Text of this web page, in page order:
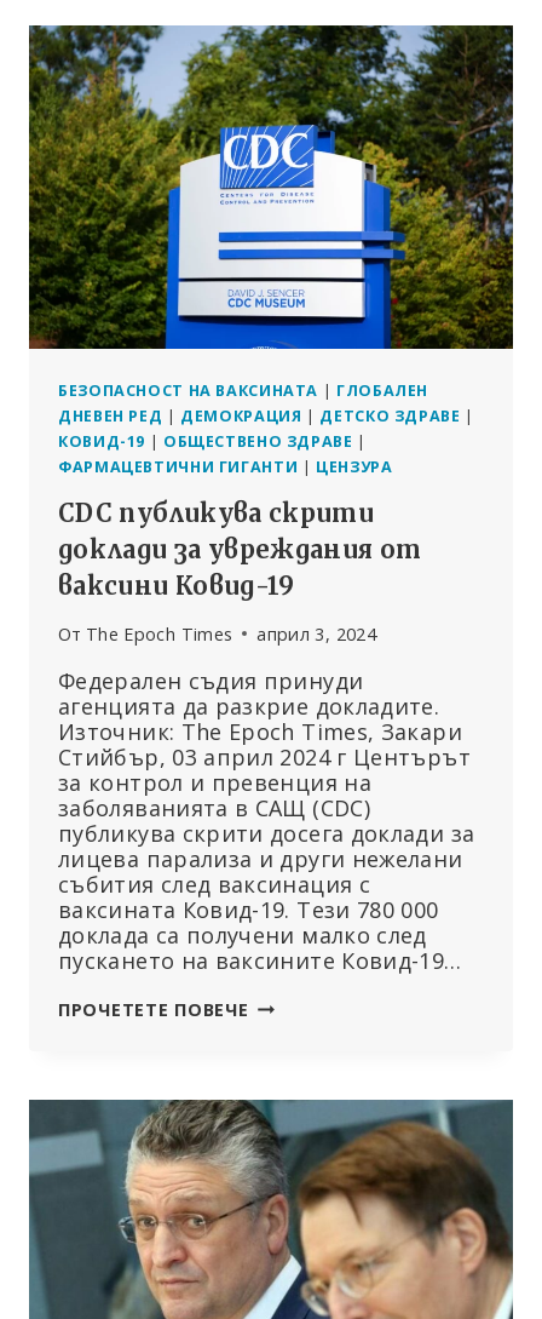
„ПРОТОКОЛИТЕ
НА
RKI
ТРЯБВА
ДА
ДОВЕДАТ
ДО
ОТ
СЗО!“
БЕЗОПАСНОСТ НА ВАКСИНАТА | ГЛОБАЛЕН
ДНЕВЕН РЕД | ДЕМОКРАЦИЯ | ДЕТСКО ЗДРАВЕ |
КОВИД-19 | ОБЩЕСТВЕНО ЗДРАВЕ |
ФАРМАЦЕВТИЧНИ ГИГАНТИ | ЦЕНЗУРА
CDC публикува скрити
доклади за увреждания от
ваксини Ковид-19
От The Epoch Times април 3, 2024
Федерален съдия принуди
агенцията да разкрие докладите.
Източник: The Epoch Times, Закари
Стийбър, 03 април 2024 г Центърът
за контрол и превенция на
заболяванията в САЩ (CDC)
публикува скрити досега доклади за
лицева парализа и други нежелани
събития след ваксинация с
ваксината Ковид-19. Тези 780 000
доклада са получени малко след
пускането на ваксините Ковид-19…
ПРОЧЕТЕТЕ ПОВЕЧЕ CDC
ЗА
УВРЕЖДАНИЯ
ОТ
ВАКСИНИ
КОВИД-19